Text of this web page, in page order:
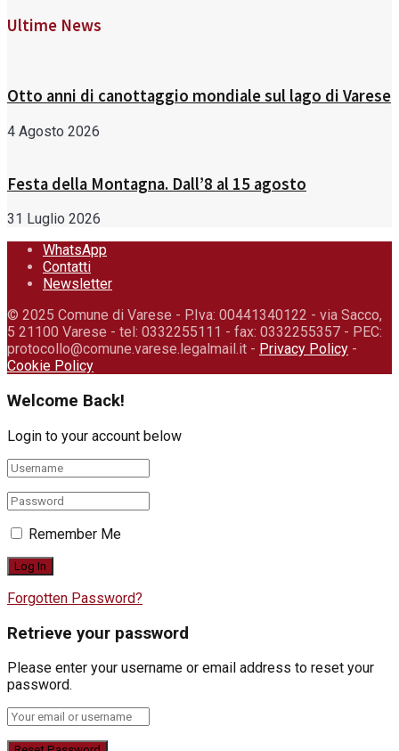
Ultime News
Otto anni di canottaggio mondiale sul lago di Varese
4 Agosto 2026
Festa della Montagna. Dall’8 al 15 agosto
31 Luglio 2026
WhatsApp
Contatti
Newsletter
© 2025 Comune di Varese - P.Iva: 00441340122 - via Sacco,
5 21100 Varese - tel: 0332255111 - fax: 0332255357 - PEC:
protocollo@comune.varese.legalmail.it - Privacy Policy -
Cookie Policy
Welcome Back!
Login to your account below
Remember Me
Forgotten Password?
Retrieve your password
Please enter your username or email address to reset your
password.